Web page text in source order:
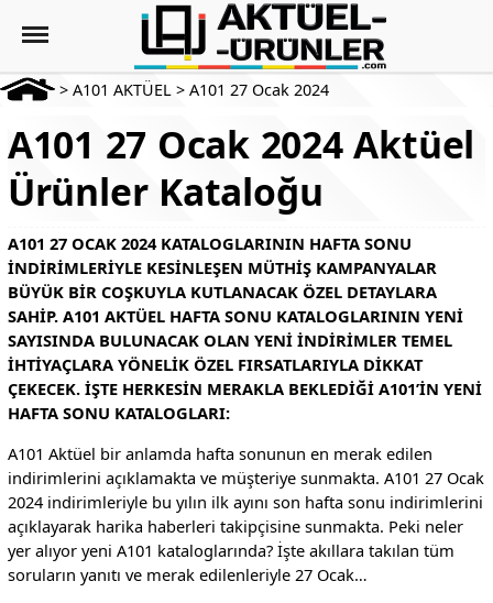
> A101 AKTÜEL > A101 27 Ocak 2024
A101 27 Ocak 2024 Aktüel
Ürünler Kataloğu
A101 27 OCAK 2024 KATALOGLARININ HAFTA SONU
INDIRIMLERIYLE KESINLEŞEN MÜTHIŞ KAMPANYALAR
BÜYÜK BIR COŞKUYLA KUTLANACAK ÖZEL DETAYLARA
SAHIP. A101 AKTÜEL HAFTA SONU KATALOGLARININ YENI
SAYISINDA BULUNACAK OLAN YENI INDIRIMLER TEMEL
IHTIYAÇLARA YÖNELIK ÖZEL FIRSATLARIYLA DIKKAT
ÇEKECEK. İŞTE HERKESIN MERAKLA BEKLEDIĞI A101’IN YENI
HAFTA SONU KATALOGLARI:
A101 Aktüel bir anlamda hafta sonunun en merak edilen
indirimlerini açıklamakta ve müşteriye sunmakta. A101 27 Ocak
2024 indirimleriyle bu yılın ilk ayını son hafta sonu indirimlerini
açıklayarak harika haberleri takipçisine sunmakta. Peki neler
yer alıyor yeni A101 kataloglarında? İşte akıllara takılan tüm
soruların yanıtı ve merak edilenleriyle 27 Ocak…